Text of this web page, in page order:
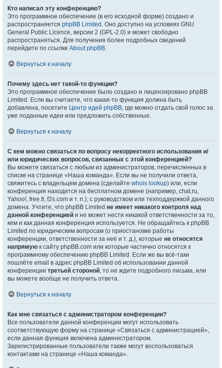
Кто написал эту конференцию?
Это программное обеспечение (в его исходной форме) создано и
распространяется phpBB Limited . Оно доступно на условиях GNU
General Public Licence, версии 2 (GPL-2.0) и может свободно
распространяться. Для получения более подробных сведений
перейдите по ссылке About phpBB.
Вернуться к началу
Почему здесь нет такой-то функции?
Это программное обеспечение было создано и лицензировано phpBB
Limited. Если вы считаете, что какая-то функция должна быть
добавлена, посетите Центр идей phpBB, где можно отдать свой голос за
уже поданные идеи или предложить собственные.
Вернуться к началу
С кем можно связаться по вопросу некорректного использования и/
или юридических вопросов, связанных с этой конференцией?
Вы можете связаться с любым из администраторов, перечисленных в
списке на странице «Наша команда». Если вы не получили ответа,
свяжитесь с владельцем домена (сделайте whois lookup) или, если
конференция находится на бесплатном домене (например, chat.ru,
Yahoo!, free.fr, f2s.com и т. п.), с руководством или техподдержкой данного
домена. Учтите, что phpBB Limited не имеет никакого контроля над
данной конференцией и не может нести никакой ответственности за то,
кем и как данная конференция используется. Не обращайтесь к phpBB
Limited по юридическим вопросам (о приостановке работы
конференции, ответственности за неё и т. д.), которые не относятся
напрямую к сайту phpBB.com или которые частично относятся к
программному обеспечению phpBB Limited. Если же вы всё-таки
пошлёте email в адрес phpBB Limited об использовании данной
конференции третьей стороной, то не ждите подробного письма, или
вы можете вообще не получить ответа.
Вернуться к началу
Как мне связаться с администратором конференции?
Все пользователи данной конференции могут использовать
соответствующую форму на странице «Связаться с администрацией»,
если данная функция включена администратором.
Зарегистрированные пользователи также могут воспользоваться
контактами на странице «Наша команда».